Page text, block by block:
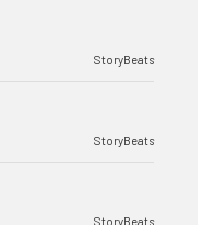
StoryBeats
StoryBeats
StoryBeats